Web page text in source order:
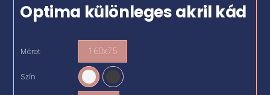
Optima különleges akril kád
Méret 160x75
Szín